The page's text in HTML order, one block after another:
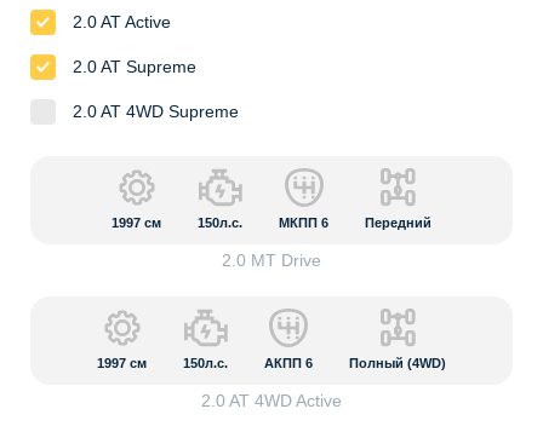
2.0 AT Active
2.0 AT Supreme
2.0 AT 4WD Supreme
1997 см 150л.с. МКПП 6 Передний
2.0 MT Drive
1997 см 150л.с. АКПП 6 Полный (4WD)
2.0 AT 4WD Active